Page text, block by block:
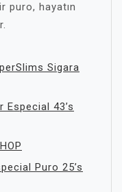
puro, hayatın
Sigara
Especial 43’s
Puro 25’s